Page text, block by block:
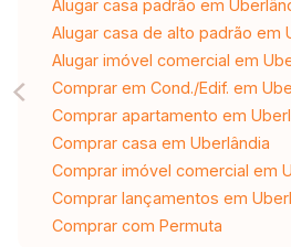
Alugar casa padrão em
Alugar casa de alto padrão em
Alugar imóvel comercial em
Comprar em Cond./Edif. em
Comprar apartamento em
Comprar casa em Uberlândia
Comprar imóvel comercial em
Comprar lançamentos em
Comprar com Permuta